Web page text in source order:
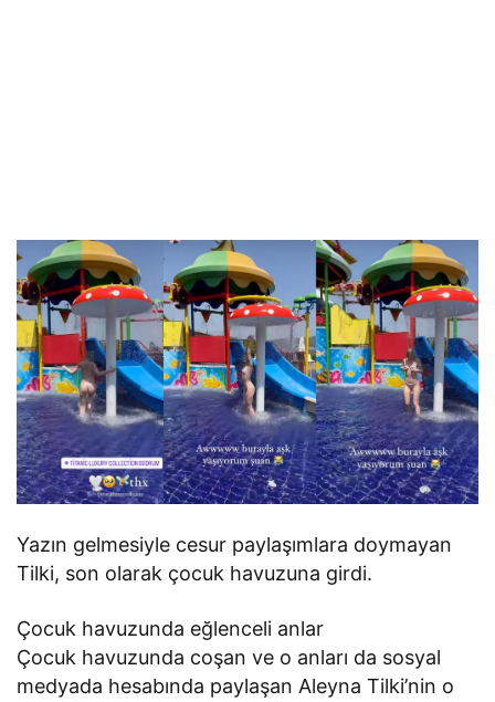
Yazın gelmesiyle cesur paylaşımlara doymayan
Tilki, son olarak çocuk havuzuna girdi.
Çocuk havuzunda eğlenceli anlar
Çocuk havuzunda coşan ve o anları da sosyal
medyada hesabında paylaşan Aleyna Tilki’nin o